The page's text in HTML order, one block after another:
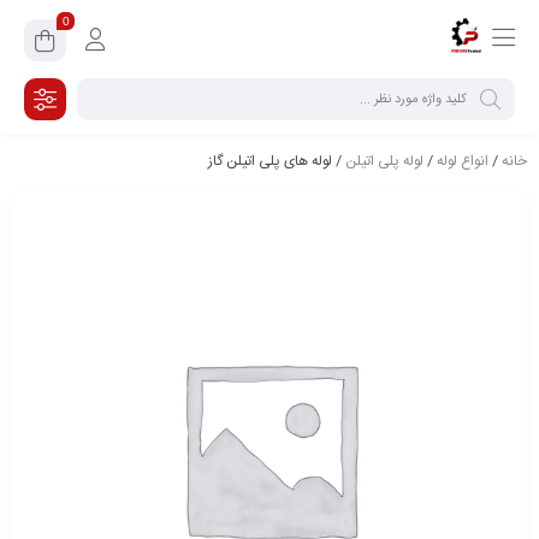
0
خانه/ انواع لوله/ لوله پلی اتیلن / لوله های پلی اتیلن گاز